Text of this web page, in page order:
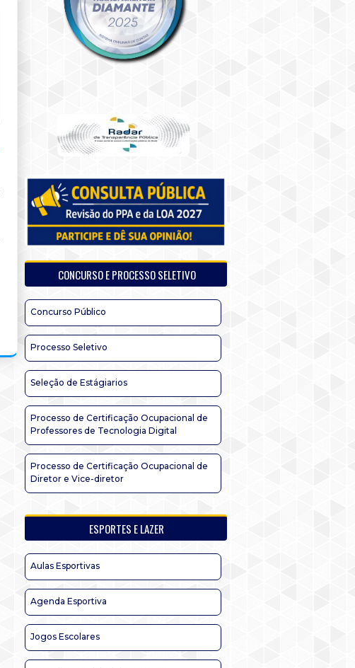
CONCURSO E PROCESSO SELETIVO
Concurso Público
Processo Seletivo
Seleção de Estágiarios
Processo de Certificação Ocupacional de
Professores de Tecnologia Digital
Processo de Certificação Ocupacional de
Diretor e Vice-diretor
ESPORTES E LAZER
Aulas Esportivas
Agenda Esportiva
Jogos Escolares